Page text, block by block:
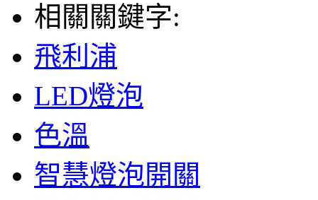
相關關鍵字:
飛利浦
LED燈泡
色溫
智慧燈泡開關